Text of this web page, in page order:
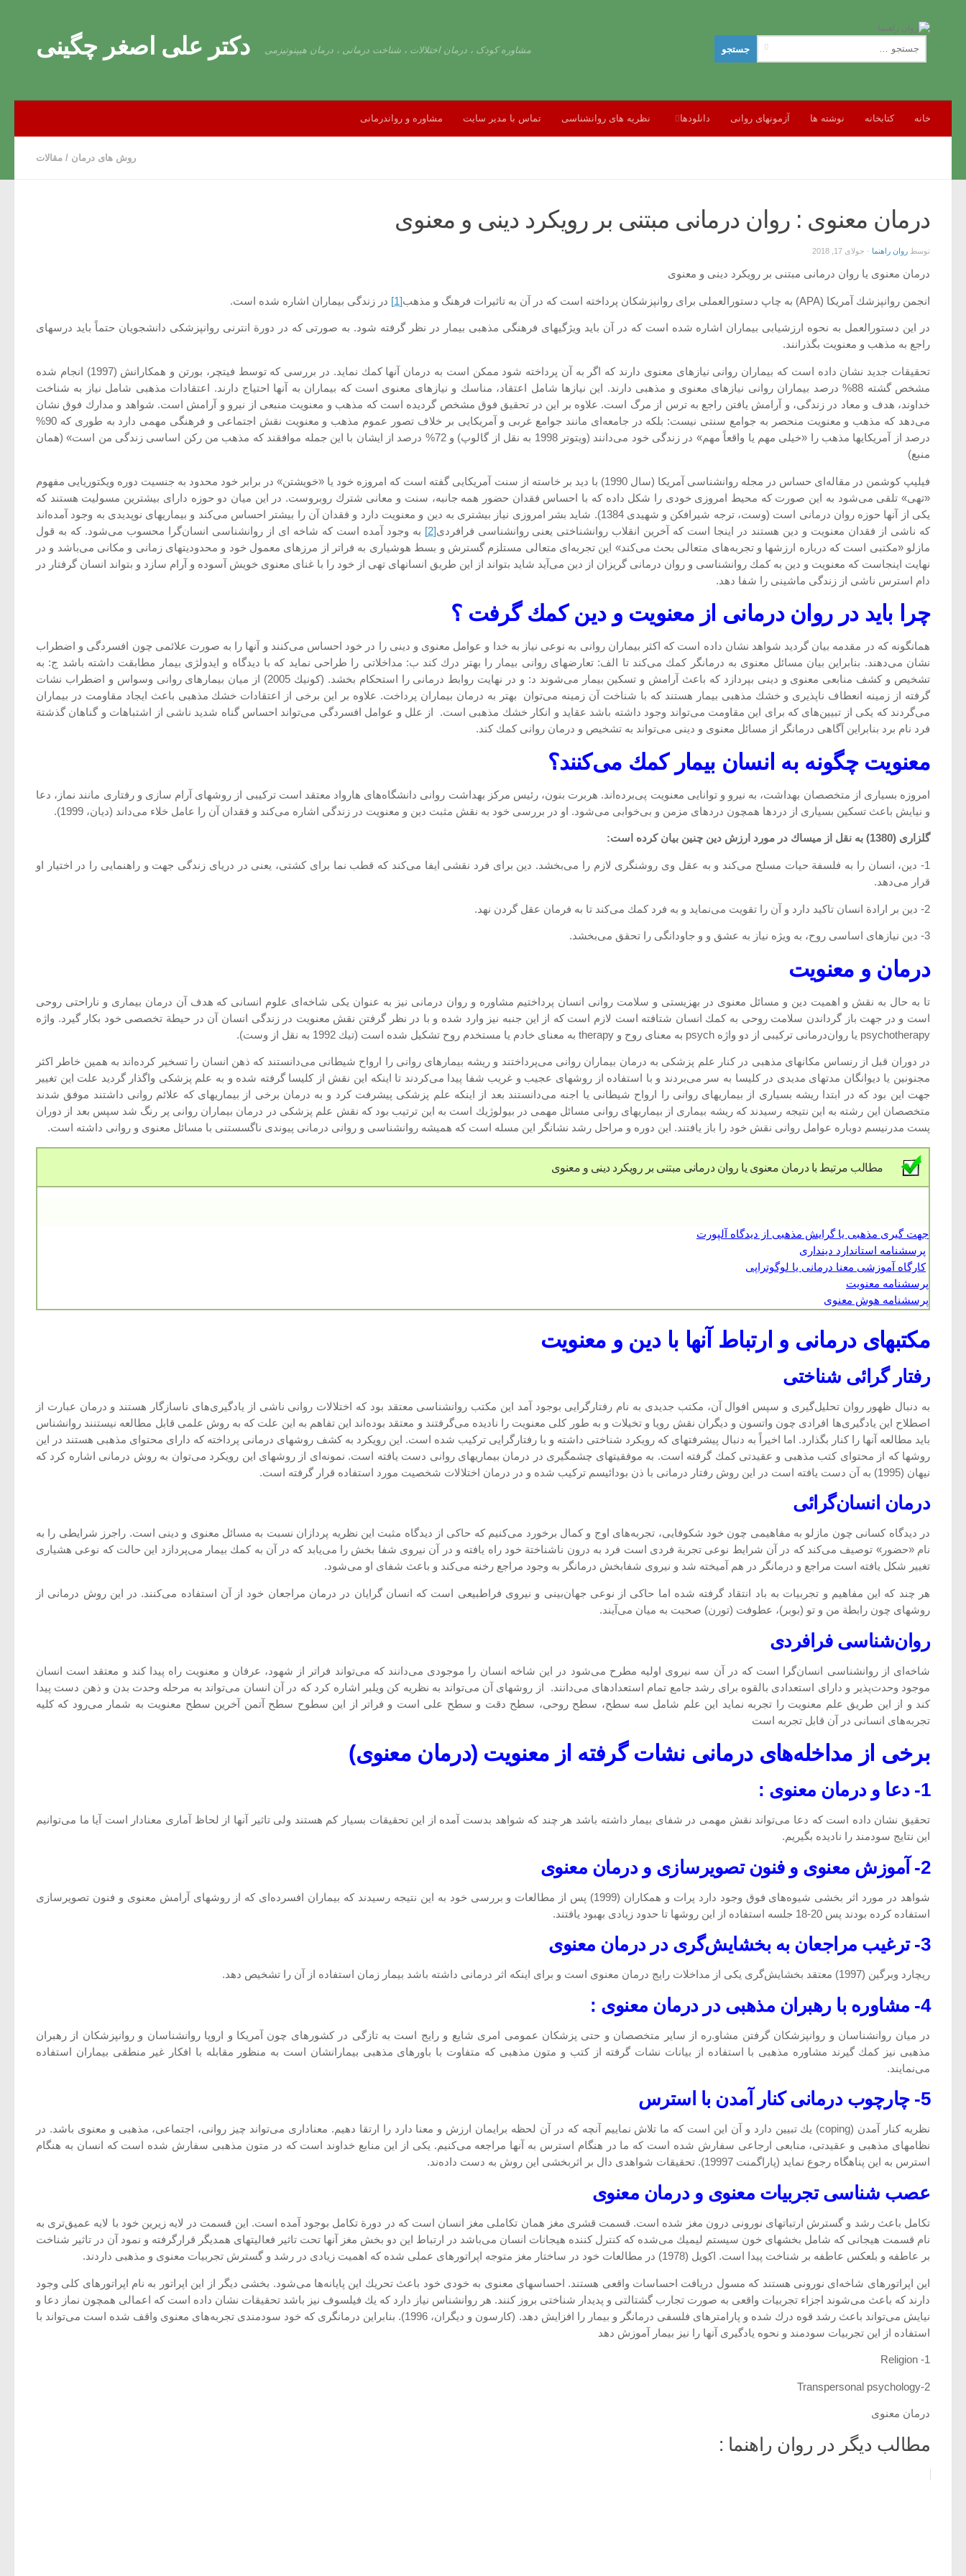
دکتر علی اصغر چگینی مشاوره کودک ، درمان اختلالات ، شناخت درمانی ، درمان هیپنوتیزمی
برای:
خانه کتابخانه نوشته ها آزمونهای روانی دانلودها نظریه های روانشناسی تماس با مدیر سایت مشاوره و رواندرمانی
روش های درمان / مقالات
درمان معنوی : روان درمانی مبتنی بر رویكرد دینی و معنوی
توسط روان راهنما · جولای 17, 2018
درمان معنوی یا روان درمانی مبتنی بر رویكرد دینی و معنوی
انجمن روانپزشك آمریكا (APA) به چاپ دستورالعملی برای روانپزشكان پرداخته است كه در آن به تاثیرات فرهنگ و مذهب [1] در زندگی بیماران اشاره شده است.
در این دستورالعمل به نحوه ارزشیابی بیماران اشاره شده است كه در آن باید ویژگیهای فرهنگی مذهبی بیمار در نظر گرفته شود. به صورتی كه در دورة انترنی روانپزشكی دانشجویان حتماً باید درسهای
راجع به مذهب و معنویت بگذرانند.
تحقیقات جدید نشان داده است كه بیماران روانی نیازهای معنوی دارند كه اگر به آن پرداخته شود ممكن است به درمان آنها كمك نماید. در بررسی كه توسط فیتچر، بورتن و همكارانش (1997) انجام شده
مشخص گشته 88% درصد بیماران روانی نیازهای معنوی و مذهبی دارند. این نیازها شامل اعتقاد، مناسك و نیازهای معنوی است كه بیماران به آنها احتیاج دارند. اعتقادات مذهبی شامل نیاز به شناخت
خداوند، هدف و معاد در زندگی، و آرامش یافتن راجع به ترس از مرگ است. علاوه بر این در تحقیق فوق مشخص گردیده است كه مذهب و معنویت منبعی از نیرو و آرامش است. شواهد و مدارك فوق نشان
می‌دهد كه مذهب و معنویت منحصر به جوامع سنتی نیست: بلكه در جامعه‌ای مانند جوامع غربی و آمریكایی بر خلاف تصور عموم مذهب و معنویت نقش اجتماعی و فرهنگی مهمی دارد به طوری كه 90%
درصد از آمریكایها مذهب را «خیلی مهم یا واقعاً مهم» در زندگی خود می‌دانند (ویتوتر 1998 به نقل از گالوپ) و 72% درصد از ایشان با این جمله موافقند كه مذهب من ركن اساسی زندگی من است» (همان
منبع)
فیلیپ كوشمن در مقاله‌ای حساس در مجله روانشناسی آمریكا (سال 1990) با دید بر خاسته از سنت آمریكایی گفته است كه امروزه خود یا «خویشتن» در برابر خود محدود به جنسیت دوره ویكتوریایی مفهوم
«تهی» تلقی می‌شود به این صورت كه محیط امروزی خودی را شكل داده كه با احساس فقدان حضور همه جانبه، سنت و معانی شترك روبروست. در این میان دو حوزه دارای بیشترین مسولیت هستند كه
یكی از آنها حوزه روان درمانی است (وست، ترجه شیرافكن و شهیدی 1384). شاید بشر امروزی نیاز بیشتری به دین و معنویت دارد و فقدان آن را بیشتر احساس می‌كند و بیماریهای نوپدیدی به وجود آمده‌اند
كه ناشی از فقدان معنویت و دین هستند در اینجا است كه آخرین انقلاب روانشناختی یعنی روانشناسی فرافردی[2]
به وجود آمده است كه شاخه‌ ای از روانشناسی انسان‌گرا محسوب می‌شود. كه به قول
مازلو «مكتبی است كه درباره ارزشها و تجربه‌های متعالی بحث می‌كند» این تجربه‌ای متعالی مستلزم گسترش و بسط هوشیاری به فراتر از مرزهای معمول خود و محدودیتهای زمانی و مكانی می‌باشد و در
نهایت اینجاست كه معنویت و دین به كمك روانشناسی و روان درمانی گریزان از دین می‌آید شاید بتواند از این طریق انسانهای تهی از خود را با غنای معنوی خویش آسوده و آرام سازد و بتواند انسان گرفتار در
دام استرس ناشی از زندگی ماشینی را شفا دهد.
چرا باید در روان درمانی از معنویت و دین كمك گرفت ؟
همانگونه كه در مقدمه بیان گردید شواهد نشان داده است كه اكثر بیماران روانی به نوعی نیاز به خدا و عوامل معنوی و دینی را در خود احساس می‌كنند و آنها را به صورت علائمی چون افسردگی و اضطراب
نشان می‌دهند. بنابراین بیان مسائل معنوی به درمانگر كمك می‌كند تا الف: تعارضهای روانی بیمار را بهتر درك كند ب: مداخلاتی را طراحی نماید كه با دیدگاه و ایدولژی بیمار مطابقت داشته باشد ج: به
تشخیص و كشف منابعی معنوی و دینی بپردازد كه باعث آرامش و تسكین بیمار می‌شوند د: و در نهایت روابط درمانی را استحكام بخشد. (كونیك 2005) از میان بیمارهای روانی وسواس و اضطراب نشات
گرفته از زمینه انعطاف ناپذیری و خشك مذهبی بیمار هستند كه با شناخت آن زمینه می‌توان بهتر به درمان بیماران پرداخت. علاوه بر این برخی از اعتقادات خشك مذهبی باعث ایجاد مقاومت در بیماران
می‌گردند كه یكی از تبیین‌های كه برای این مقاومت می‌تواند وجود داشته باشد عقاید و انكار خشك مذهبی است. از علل و عوامل افسردگی می‌تواند احساس گناه شدید ناشی از اشتباهات و گناهان گذشتة
فرد نام برد بنابراین آگاهی درمانگر از مسائل معنوی و دینی می‌تواند به تشخیص و درمان روانی كمك كند.
معنویت چگونه به انسان بیمار كمك می‌كنند؟
امروزه بسیاری از متخصصان بهداشت، به نیرو و توانایی معنویت پی‌برده‌اند. هربرت بنون، رئیس مركز بهداشت روانی دانشگاه‌های هارواد معتقد است تركیبی از روشهای آرام سازی و رفتاری مانند نماز، دعا
و نیایش باعث تسكین بسیاری از دردها همچون دردهای مزمن و بی‌خوابی می‌شود. او در بررسی خود به نقش مثبت دین و معنویت در زندگی اشاره می‌كند و فقدان آن را عامل خلاء می‌داند (دیان، 1999).
گلزاری (1380) به نقل از میساك در مورد ارزش دین چنین بیان كرده است:
1- دین، انسان را به فلسفة حیات مسلح می‌كند و به عقل وی روشنگری لازم را می‌بخشد. دین برای فرد نقشی ایفا می‌كند كه قطب نما برای كشتی، یعنی در دریای زندگی جهت و راهنمایی را در اختیار او
قرار می‌دهد.
2- دین بر ارادة انسان تاكید دارد و آن را تقویت می‌نماید و به فرد كمك می‌كند تا به فرمان عقل گردن نهد.
3- دین نیازهای اساسی روح، به ویژه نیاز به عشق و و جاودانگی را تحقق می‌بخشد.
درمان و معنویت
تا به حال به نقش و اهمیت دین و مسائل معنوی در بهزیستی و سلامت روانی انسان پرداختیم مشاوره و روان درمانی نیز به عنوان یكی شاخه‌ای علوم انسانی كه هدف آن درمان بیماری و ناراحتی روحی
است و در جهت باز گرداندن سلامت روحی به كمك انسان شتافته است لازم است كه از این جنبه نیز وارد شده و با در نظر گرفتن نقش معنویت در زندگی انسان آن در حیطة تخصصی خود بكار گیرد. واژه
psychotherapy یا روان‌درمانی تركیبی از دو واژه psych به معنای روح و therapy به معنای خادم یا مستخدم روح تشكیل شده است (تیك 1992 به نقل از وست).
در دوران قبل از رنساس مكانهای مذهبی در كنار علم پزشكی به درمان بیماران روانی می‌پرداختند و ریشه بیمارهای روانی را ارواح شیطانی می‌دانستند كه ذهن انسان را تسخیر كرده‌اند به همین خاطر اكثر
مجنونین یا دیوانگان مدتهای مدیدی در كلیسا به سر می‌بردند و با استفاده از روشهای عجیب و غریب شفا پیدا می‌كردند تا اینكه این نقش از كلیسا گرفته شده و به علم پزشكی واگذار گردید علت این تغییر
جهت این بود كه در ابتدا ریشه بسیاری از بیماریهای روانی را ارواح شیطانی یا اجنه می‌دانستند بعد از اینكه علم پزشكی پیشرفت كرد و به درمان برخی از بیماریهای كه علائم روانی داشتند موفق شدند
متخصصان این رشته به این نتیجه رسیدند كه ریشه بیماری از بیماریهای روانی مسائل مهمی در بیولوژیك است به این ترتیب بود كه نقش علم پزشكی در درمان بیماران روانی پر رنگ شد سپس بعد از دوران
پست مدرنیسم دوباره عوامل روانی نقش خود را باز یافتند. این دوره و مراحل رشد نشانگر این مسله است كه همیشه روانشناسی و روانی درمانی پیوندی ناگسستنی با مسائل معنوی و روانی داشته است.
مطالب مرتبط با درمان معنوی یا روان درمانی مبتنی بر رویكرد دینی و معنوی
جهت گیری مذهبی یا گرایش مذهبی از دیدگاه آلپورت
پرسشنامه استاندارد دینداری
کارگاه آموزشی معنا درمانی یا لوگوتراپی
پرسشنامه معنویت
پرسشنامه هوش معنوی
مكتبهای درمانی و ارتباط آنها با دین و معنویت
رفتار گرائی شناختی
به دنبال ظهور روان تحلیل‌گیری و سپس افوال آن، مكتب جدیدی به نام رفتارگرایی بوجود آمد این مكتب روانشناسی معتقد بود كه اختلالات روانی ناشی از یادگیری‌های ناسازگار هستند و درمان عبارت از
اصطلاح این یادگیری‌ها افرادی چون واتسون و دیگران نقش رویا و تخیلات و به طور كلی معنویت را نادیده می‌گرفتند و معتقد بوده‌اند این تفاهم به این علت كه به روش علمی قابل مطالعه نیستنند روانشناس
باید مطالعه آنها را كنار بگذارد. اما اخیراً به دنبال پیشرفتهای كه رویكرد شناختی داشته و با رفتارگرایی تركیب شده است. این رویكرد به كشف روشهای درمانی پرداخته كه دارای محتوای مذهبی هستند در این
روشها كه از محتوای كتب مذهبی و عقیدتی كمك گرفته است. به موفقیتهای چشمگیری در درمان بیماریهای روانی دست یافته است. نمونه‌ای از روشهای این رویكرد می‌توان به روش درمانی اشاره كرد كه
نیهان (1995) به آن دست یافته است در این روش رفتار درمانی با ذن بودائیسم تركیب شده و در درمان اختلالات شخصیت مورد استفاده قرار گرفته است.
درمان انسان‌گرائی
در دیدگاه كسانی چون مازلو به مفاهیمی چون خود شكوفایی، تجربه‌های اوج و كمال برخورد می‌كنیم كه حاكی از دیدگاه مثبت این نظریه پردازان نسبت به مسائل معنوی و دینی است. راجرز شرایطی را به
نام «حضور» توصیف می‌كند كه در آن شرایط نوعی تجربة فردی است فرد به درون ناشناختة خود راه یافته و در آن نیروی شفا بخش را می‌یابد كه در آن به كمك بیمار می‌پردازد این حالت كه نوعی هشیاری
تغییر شكل یافته است مراجع و درمانگر در هم آمیخته شد و نیروی شفابخش درمانگر به وجود مراجع رخنه می‌كند و باعث شفای او می‌شود.
هر چند كه این مفاهیم و تجربیات به باد انتقاد گرفته شده اما حاكی از نوعی جهان‌بینی و نیروی فراطبیعی است كه انسان گرایان در درمان مراجعان خود از آن استفاده می‌كنند. در این روش درمانی از
روشهای چون رابطة من و تو (بوبر)، عطوفت (تورن) صحبت به میان می‌آیند.
روان‌شناسی فرافردی
شاخه‌ای از روانشناسی انسان‌گرا است كه در آن سه نیروی اولیه مطرح می‌شود در این شاخه انسان را موجودی می‌دانند كه می‌تواند فراتر از شهود، عرفان و معنویت راه پیدا ‌كند و معتقد است انسان
موجود وحدت‌پذیر و دارای استعدادی بالقوه برای رشد جامع تمام استعدادهای می‌دانند. از روشهای آن می‌تواند به نظریه كن ویلبر اشاره كرد كه در آن انسان می‌تواند به مرحله وحدت بدن و ذهن دست پیدا
كند و از این طریق علم معنویت را تجربه نماید این علم شامل سه سطح، سطح روحی، سطح دقت و سطح علی است و فراتر از این سطوح سطح آتمن آخرین سطح معنویت به شمار می‌رود كه كلیه
تجربه‌های انسانی در آن قابل تجربه است
برخی از مداخله‌های درمانی نشات گرفته از معنویت (درمان معنوی)
1- دعا و درمان معنوی :
تحقیق نشان داده است كه دعا می‌تواند نقش مهمی در شفای بیمار داشته باشد هر چند كه شواهد بدست آمده از این تحقیقات بسیار كم هستند ولی تاثیر آنها از لحاظ آماری معنادار است آیا ما می‌توانیم
این نتایج سودمند را نادیده بگیریم.
2- آموزش معنوی و فنون تصویرسازی و درمان معنوی
شواهد در مورد اثر بخشی شیوه‌های فوق وجود دارد پرات و همكاران (1999) پس از مطالعات و بررسی خود به این نتیجه رسیدند كه بیماران افسرده‌ای كه از روشهای آرامش معنوی و فنون تصویرسازی
استفاده كرده بودند پس 20-18 جلسه استفاده از این روشها تا حدود زیادی بهبود یافتند.
3- ترغیب مراجعان به بخشایش‌گری در درمان معنوی
ریچارد وبرگین (1997) معتقد بخشایش‌گری یكی از مداخلات رایج درمان معنوی است و برای اینكه اثر درمانی داشته باشد بیمار زمان استفاده از آن را تشخیص دهد.
4- مشاوره با رهبران مذهبی در درمان معنوی :
در میان روانشناسان و روانپزشكان گرفتن مشاو.ره از سایر متخصصان و حتی پزشكان عمومی امری شایع و رایج است به تازگی در كشورهای چون آمریكا و اروپا روانشناسان و روانپزشكان از رهبران
مذهبی نیز كمك گیرند مشاوره مذهبی با استفاده از بیانات نشات گرفته از كتب و متون مذهبی كه متفاوت با باورهای مذهبی بیمارانشان است به منظور مقابله با افكار غیر منطقی بیماران استفاده
می‌نمایند.
5- چارچوب درمانی كنار آمدن با استرس
نظریه كنار آمدن (coping) یك تبیین دارد و آن این است كه ما تلاش نماییم آنچه كه در آن لحظه برایمان ارزش و معنا دارد را ارتقا دهیم. معناداری می‌تواند چیز روانی، اجتماعی، مذهبی و معنوی باشد. در
نظامهای مذهبی و عقیدتی، منابعی ارجاعی سفارش شده است كه ما در هنگام استرس به آنها مراجعه می‌كنیم. یكی از این منابع خداوند است كه در متون مذهبی سفارش شده است كه انسان به هنگام
استرس به این پناهگاه رجوع نماید (پاراگمنت 19997). تحقیقات شواهدی دال بر اثربخشی این روش به دست داده‌ند.
عصب شناسی تجربیات معنوی و درمان معنوی
تكامل باعث رشد و گسترش ارتباتهای نورونی درون مغز شده است. قسمت قشری مغز همان تكاملی مغز انسان است كه در دورة تكامل بوجود آمده است. این قسمت در لایه زیرین خود با لایه عمیق‌تری به
نام قسمت هیجانی كه شامل بخشهای خون سیستم لیمیك می‌شده كه كنترل كننده هیجانات انسان می‌باشد در ارتباط این دو بخش مغز آنها تحت تاثیر فعالیتهای همدیگر قرارگرفته و نمود آن در تاثیر شناخت
بر عاطفه و بلعكس عاطفه بر شناخت پیدا است. اكویل (1978) در مطالعات خود در ساختار مغز متوجه اپراتورهای عملی شده كه اهمیت زیادی در رشد و گسترش تجربیات معنوی و مذهبی داردند.
این اپراتورهای شاخه‌ای نورونی هستند كه مسول دریافت احساسات واقعی هستند. احساسهای معنوی به خودی خود باعث تحریك این پایانه‌‌ها می‌شود. بخشی دیگر از این اپراتور به نام اپراتورهای كلی وجود
دارند كه باعث می‌شوند اجزاء تجربیات واقعی به صورت تجارب گشتالتی و پدیدار شناختی بروز كنند. هر روانشناس نیاز دارد كه یك فیلسوف نیز باشد تحقیقات نشان داده است كه اعمالی همچون نماز دعا و
نیایش می‌تواند باعث رشد قوه درك شده و پارامترهای فلسفی درمانگر و بیمار را افزایش دهد. (كارسون و دیگران، 1996). بنابراین درمانگری كه خود سودمندی تجربه‌های معنوی واقف شده است می‌تواند با
استفاده از این تجربیات سودمند و نحوه یادگیری آنها را نیز بیمار آموزش دهد
1- Religion
2-Transpersonal psychology
درمان معنوی
مطالب دیگر در روان راهنما :